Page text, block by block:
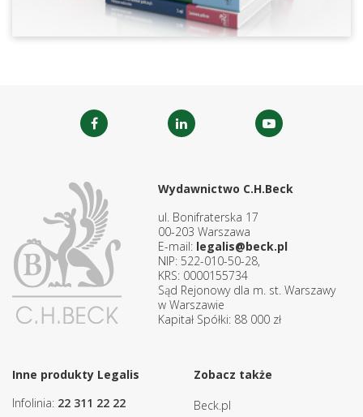
Wydawnictwo C.H.Beck
ul. Bonifraterska 17
00-203 Warszawa
E-mail: legalis@beck.pl
NIP: 522-010-50-28,
KRS: 0000155734
Sąd Rejonowy dla m. st. Warszawy
w Warszawie
Kapitał Spółki: 88 000 zł
Inne produkty Legalis
Infolinia: 22 311 22 22
Zobacz także
Beck.pl